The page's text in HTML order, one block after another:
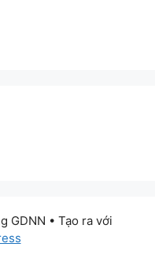
GDNN • Tạo ra với